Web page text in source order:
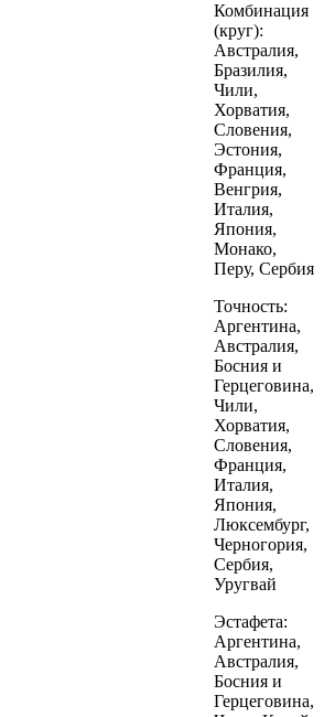
Комбинация
(круг):
Австралия,
Бразилия,
Чили,
Хорватия,
Словения,
Эстония,
Франция,
Венгрия,
Италия,
Япония,
Монако,
Перу, Сербия
Точность:
Аргентина,
Австралия,
Босния и
Герцеговина,
Чили,
Хорватия,
Словения,
Франция,
Италия,
Япония,
Люксембург,
Черногория,
Сербия,
Уругвай
Эстафета:
Аргентина,
Австралия,
Босния и
Герцеговина,